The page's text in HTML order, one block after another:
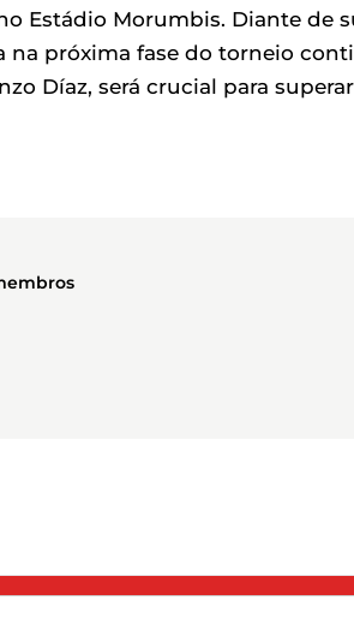
Estádio Morumbis. Diante de
próxima fase do torneio
Díaz, será crucial para